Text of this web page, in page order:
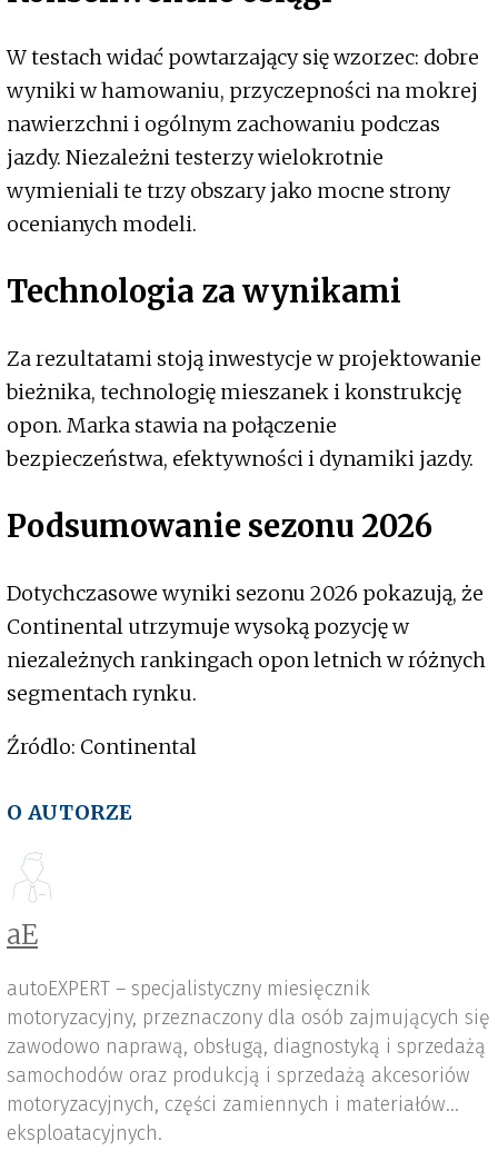
W testach widać powtarzający się wzorzec: dobre
wyniki w hamowaniu, przyczepności na mokrej
nawierzchni i ogólnym zachowaniu podczas
jazdy. Niezależni testerzy wielokrotnie
wymieniali te trzy obszary jako mocne strony
ocenianych modeli.
Technologia za wynikami
Za rezultatami stoją inwestycje w projektowanie
bieżnika, technologię mieszanek i konstrukcję
opon. Marka stawia na połączenie
bezpieczeństwa, efektywności i dynamiki jazdy.
Podsumowanie sezonu 2026
Dotychczasowe wyniki sezonu 2026 pokazują, że
Continental utrzymuje wysoką pozycję w
niezależnych rankingach opon letnich w różnych
segmentach rynku.
Źródlo: Continental
O AUTORZE
aE
autoEXPERT – specjalistyczny miesięcznik
motoryzacyjny, przeznaczony dla osób zajmujących się
zawodowo naprawą, obsługą, diagnostyką i sprzedażą
samochodów oraz produkcją i sprzedażą akcesoriów
motoryzacyjnych, części zamiennych i materiałów
eksploatacyjnych.